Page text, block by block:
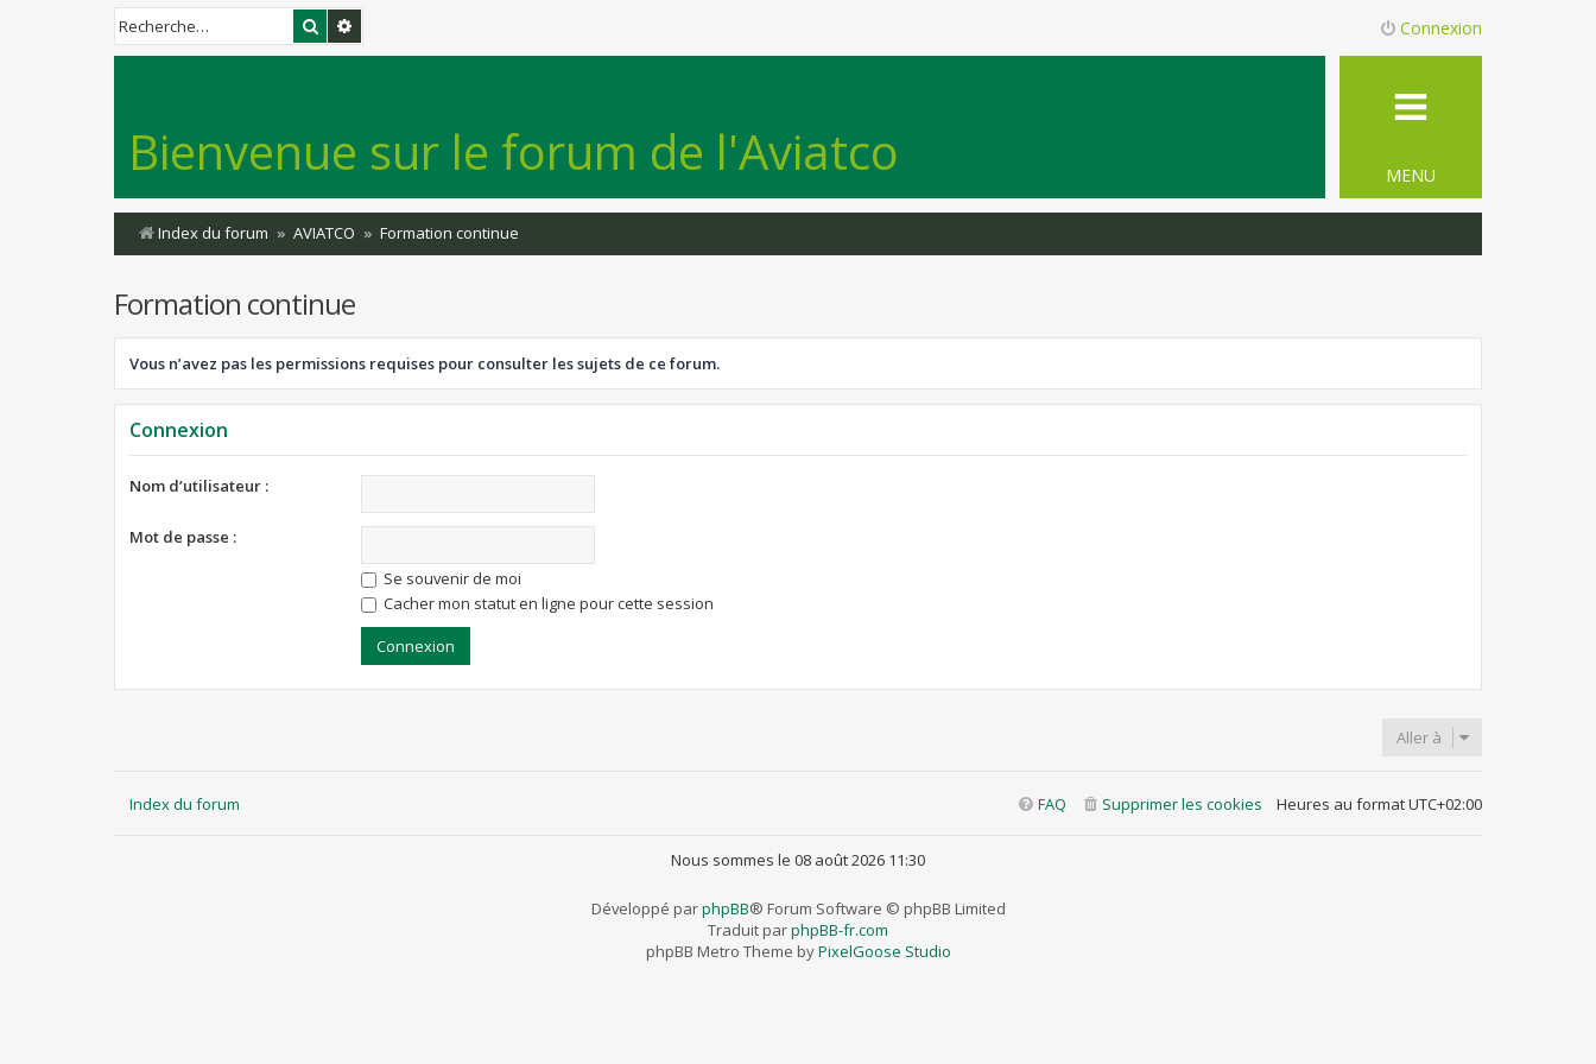
Rechercher Connexion
Bienvenue sur le forum de l'Aviatco MENU
Index du forum AVIATCO Formation continue
Formation continue
Vous n’avez pas les permissions requises pour consulter les sujets de ce forum.
Connexion
Nom d’utilisateur :
Mot de passe :
Se souvenir de moi
Cacher mon statut en ligne pour cette session
Aller à
Index du forum Heures au formatUTC+02:00
Supprimer les cookies
FAQ
Nous sommes le 08 août 2026 11:30
Développé parphpBB® Forum Software © phpBB Limited
Traduit parphpBB-fr.com
phpBB Metro Theme byPixelGoose Studio